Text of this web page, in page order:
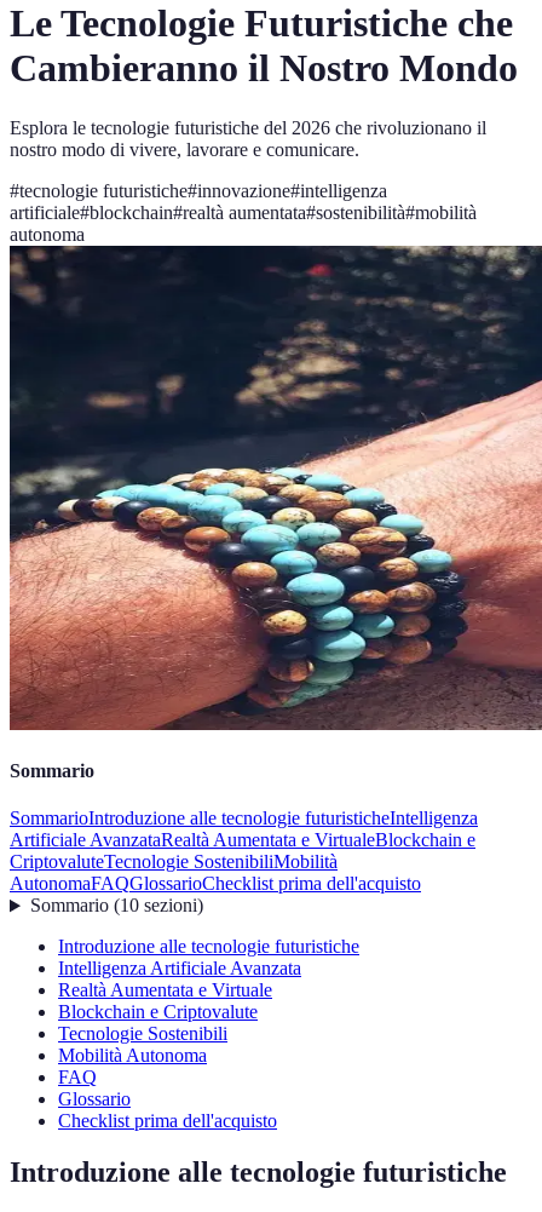
Le Tecnologie Futuristiche che
Cambieranno il Nostro Mondo
Esplora le tecnologie futuristiche del 2026 che rivoluzionano il
nostro modo di vivere, lavorare e comunicare.
#tecnologie futuristiche#innovazione#intelligenza
artificiale#blockchain#realtà aumentata#sostenibilità#mobilità
autonoma
Sommario
SommarioIntroduzione alle tecnologie futuristicheIntelligenza
Artificiale AvanzataRealtà Aumentata e VirtualeBlockchain e
CriptovaluteTecnologie SostenibiliMobilità
AutonomaFAQGlossarioChecklist prima dell'acquisto
Sommario(10 sezioni)
Introduzione alle tecnologie futuristiche
Intelligenza Artificiale Avanzata
Realtà Aumentata e Virtuale
Blockchain e Criptovalute
Tecnologie Sostenibili
Mobilità Autonoma
FAQ
Glossario
Checklist prima dell'acquisto
Introduzione alle tecnologie futuristiche